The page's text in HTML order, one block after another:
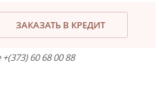
ЗАКАЗАТЬ В КРЕДИТ
60 68 00 88